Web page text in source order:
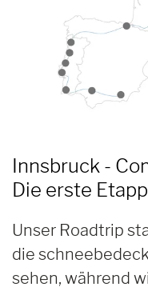
Innsbruck -
Die erste
Unser Roadtrip
die
sehen, während